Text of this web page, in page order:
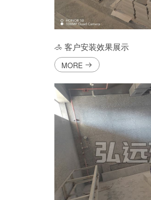
客户安装效果展示
MORE